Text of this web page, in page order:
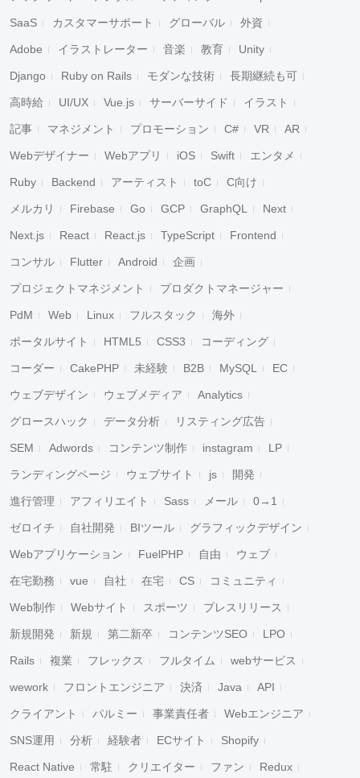
SaaS カスタマーサポート グローバル 外資
Adobe イラストレーター 音楽 教育 Unity
Django Ruby on Rails モダンな技術 長期継続も可
高時給 UI/UX Vue.js サーバーサイド イラスト
記事 マネジメント プロモーション C# VR AR
Webデザイナー Webアプリ iOS Swift エンタメ
Ruby Backend アーティスト toC C向け
メルカリ Firebase Go GCP GraphQL Next
Next.js React React.js TypeScript Frontend
コンサル Flutter Android 企画
プロジェクトマネジメント プロダクトマネージャー
PdM Web Linux フルスタック 海外
ポータルサイト HTML5 CSS3 コーディング
コーダー CakePHP 未経験 B2B MySQL EC
ウェブデザイン ウェブメディア Analytics
グロースハック データ分析 リスティング広告
SEM Adwords コンテンツ制作 instagram LP
ランディングページ ウェブサイト js 開発
進行管理 アフィリエイト Sass メール 0→1
ゼロイチ 自社開発 BIツール グラフィックデザイン
Webアプリケーション FuelPHP 自由 ウェブ
在宅勤務 vue 自社 在宅 CS コミュニティ
Web制作 Webサイト スポーツ プレスリリース
新規開発 新規 第二新卒 コンテンツSEO LPO
Rails 複業 フレックス フルタイム webサービス
wework フロントエンジニア 決済 Java API
クライアント パルミー 事業責任者 Webエンジニア
SNS運用 分析 経験者 ECサイト Shopify
React Native 常駐 クリエイター ファン Redux